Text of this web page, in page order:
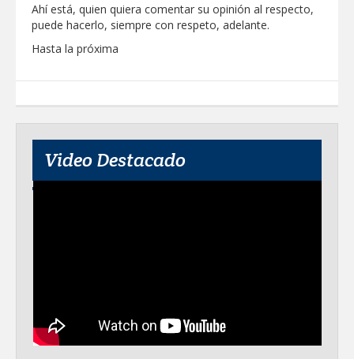
Ahí está, quien quiera comentar su opinión al respecto,
puede hacerlo, siempre con respeto, adelante.
Hasta la próxima
Video Destacado